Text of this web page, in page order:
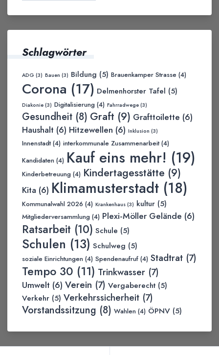
Schlagwörter
ADG (3) Bauen (3) Bildung (5) Brauenkamper Strasse (4)
Corona (17) Delmenhorster Tafel (5)
Diakonie (3) Digitalisierung (4) Fahrradwege (3)
Gesundheit (8) Graft (9) Grafttoilette (6)
Haushalt (6) Hitzewellen (6) Inklusion (3)
Innenstadt(4) interkommunale Zusammenarbeit(4)
Kandidaten (4) Kauf eins mehr! (19)
Kinderbetreuung (4) Kindertagesstätte (9)
Kita (6) Klimamusterstadt (18)
Kommunalwahl 2026 (4) Krankenhaus (3) kultur (5)
Mitgliederversammlung (4) Plexi-Möller Gelände (6)
Ratsarbeit (10) Schule (5)
Schulen (13) Schulweg (5)
soziale Einrichtungen (4) Spendenaufruf (4) Stadtrat (7)
Tempo 30 (11) Trinkwasser (7)
Umwelt (6) Verein (7) Vergaberecht (5)
Verkehr (5) Verkehrssicherheit (7)
Vorstandssitzung (8) Wahlen (4) ÖPNV (5)